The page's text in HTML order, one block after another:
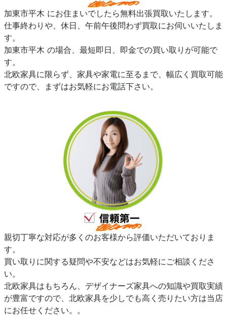
加東市平木 にお住まいでしたら無料出張買取いたします。
仕事終わりや、休日、午前午後問わず買取にお伺いいたしま
す。
加東市平木 の場合、最短即日、即金での買い取りが可能で
す。
北欧家具に限らず、家具や家電に至るまで、幅広く買取可能
ですので、まずはお気軽にお電話下さい。
親切丁寧な対応が多くのお客様から評価いただいておりま
す。
買い取りに関する疑問や不安などはお気軽にご相談くださ
い。
北欧家具はもちろん、デザイナーズ家具への知識や買取実績
が豊富ですので、北欧家具を少しでも高く売りたい方は当店
にお任せください。。